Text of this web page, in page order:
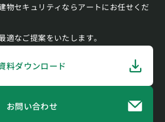
物セキュリティならアートにお任せくだ
適なご提案をいたします。
料ダウンロード
お問い合わせ